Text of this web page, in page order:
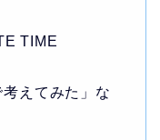
TIME
考えてみた」な